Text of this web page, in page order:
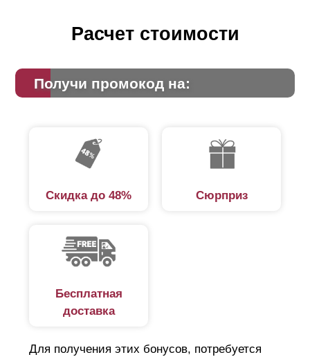
Стоит принять во внимание то, что заборы серии
“Хай-тек” поставляются в уже готовом виде. Масса
потому все операции с ними должны проводиться с
Расчет стоимости
Получи промокод на:
Скидка до 48% Сюрприз
Бесплатная
доставка
Для получения этих бонусов, потребуется